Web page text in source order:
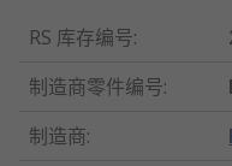
RS 库存编号:
制造商零件编号:
制造商: